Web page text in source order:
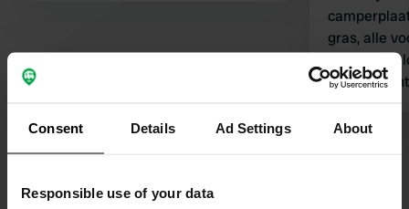
Consent Details Ad Settings About
Responsible use of your data
gras, alle
schoon.
van het
vinden wij
Ben jij hier geweest?